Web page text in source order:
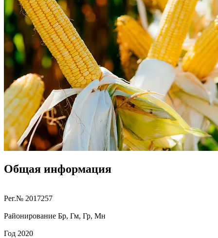
Общая информация
Рег.№ 2017257
Районирование Бр, Гм, Гр, Мн
Год 2020